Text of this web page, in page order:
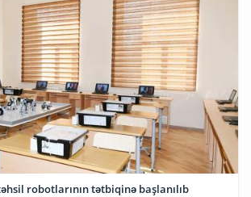
robotlarının tətbiqinə başlanılıb